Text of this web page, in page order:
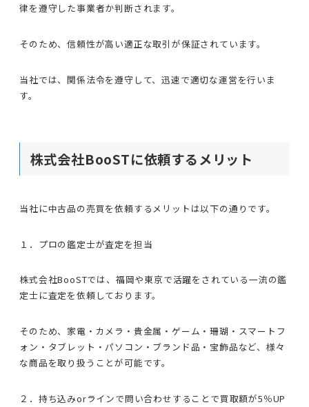
律を遵守した事業者か判断されます。
そのため、信頼性が高い適正な取引が保証されています。
当社では、関係法令を遵守して、迅速で適切な運営を行いま
す。
株式会社BooSTに依頼するメリット
当社に中古品の売買を依頼するメリットは以下の通りです。
１．プロの鑑定士が査定を担当
株式会社BooSTでは、福岡や東京で活躍をされている一流の鑑
定士に査定を依頼しております。
そのため、家電・カメラ・貴金属・ゲーム・珊瑚・スマートフ
ォン・タブレット・パソコン・ブランド品・宝飾品など、様々
な商品を取り扱うことが可能です。
２．持ち込みorラインで問い合わせすることで買取額が5％UP